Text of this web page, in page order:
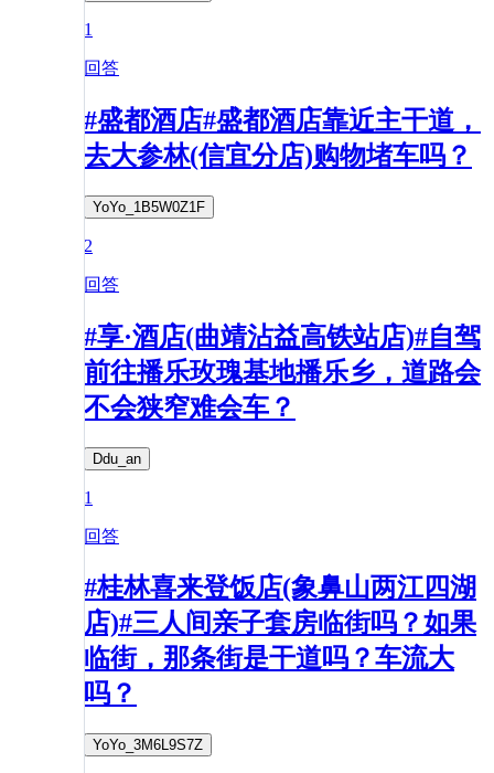
1
回答
#盛都酒店#盛都酒店靠近主干道，
去大参林(信宜分店)购物堵车吗？
YoYo_1B5W0Z1F
2
回答
#享·酒店(曲靖沾益高铁站店)#自驾
前往播乐玫瑰基地播乐乡，道路会
不会狭窄难会车？
Ddu_an
1
回答
#桂林喜来登饭店(象鼻山两江四湖
店)#三人间亲子套房临街吗？如果
临街，那条街是干道吗？车流大
吗？
YoYo_3M6L9S7Z